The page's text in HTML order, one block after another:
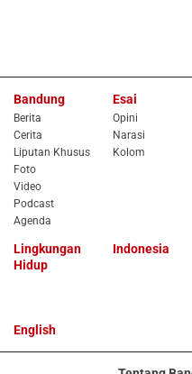
Bandung
Berita
Cerita
Liputan Khusus
Foto
Video
Podcast
Agenda
Esai
Opini
Narasi
Kolom
Lingkungan
Hidup
Indonesia
English